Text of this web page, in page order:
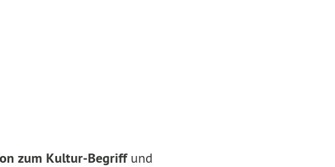
zum Kultur-Begriffund